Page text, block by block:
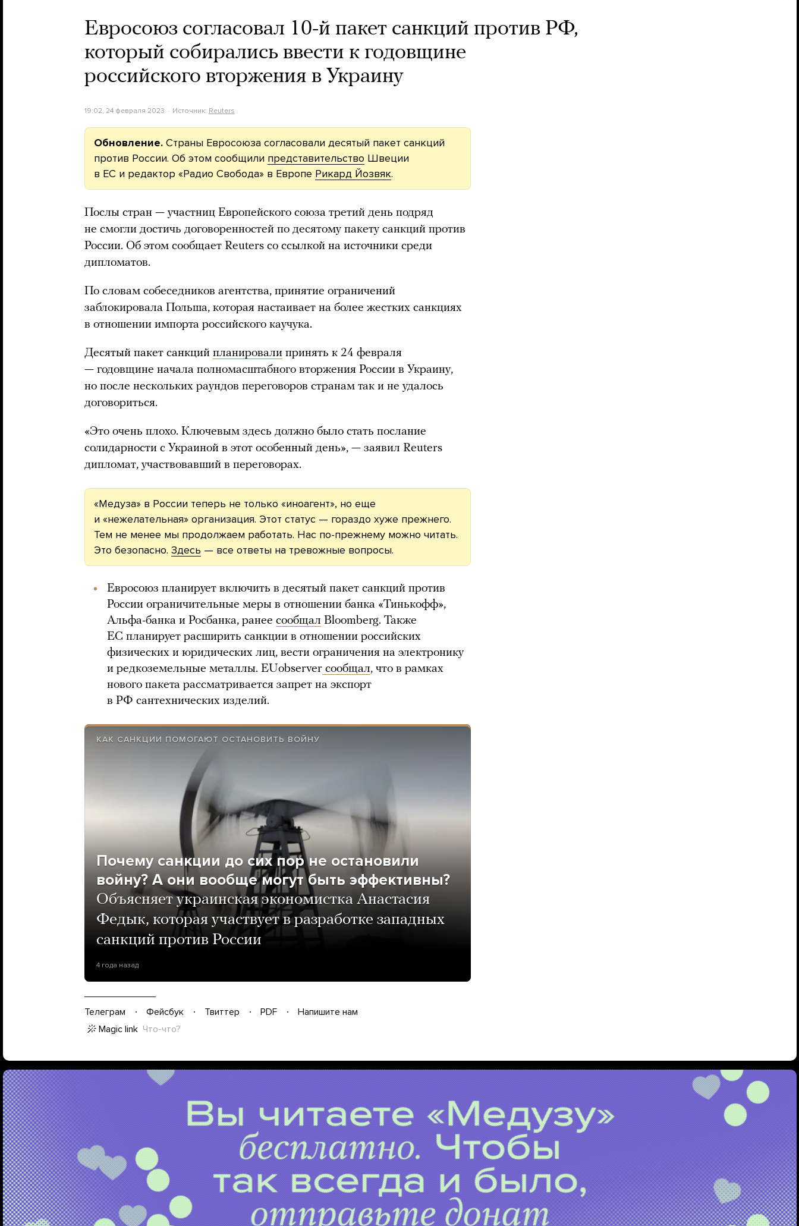
Евросоюз согласовал 10-й пакет санкций против РФ,
который собирались ввести к годовщине
российского вторжения в Украину
19:02, 24 февраля 2023 Источник: Reuters
Обновление. Страны Евросоюза согласовали десятый пакет санкций
против России. Об этом сообщили представительство Швеции
в ЕС и редактор «Радио Свобода» в Европе Рикард Йозвяк.
Послы стран — участниц Европейского союза третий день подряд
не смогли достичь договоренностей по десятому пакету санкций против
России. Об этом сообщает Reuters со ссылкой на источники среди
дипломатов.
По словам собеседников агентства, принятие ограничений
заблокировала Польша, которая настаивает на более жестких санкциях
в отношении импорта российского каучука.
Десятый пакет санкций планировали принять к 24 февраля
— годовщине начала полномасштабного вторжения России в Украину,
но после нескольких раундов переговоров странам так и не удалось
договориться.
«Это очень плохо. Ключевым здесь должно было стать послание
солидарности с Украиной в этот особенный день», — заявил Reuters
дипломат, участвовавший в переговорах.
«Медуза» в России теперь не только «иноагент», но еще
и «нежелательная» организация. Этот статус — гораздо хуже прежнего.
Тем не менее мы продолжаем работать. Нас по-прежнему можно читать.
Это безопасно. Здесь — все ответы на тревожные вопросы.
Евросоюз планирует включить в десятый пакет санкций против
России ограничительные меры в отношении банка «Тинькофф»,
Альфа-банка и Росбанка, ранее сообщал Bloomberg. Также
ЕС планирует расширить санкции в отношении российских
физических и юридических лиц, вести ограничения на электронику
и редкоземельные металлы. EUobserver сообщал, что в рамках
нового пакета рассматривается запрет на экспорт
в РФ сантехнических изделий.
КАК САНКЦИИ ПОМОГАЮТ ОСТАНОВИТЬ ВОЙНУ
Почему санкции до сих пор не остановили
войну? А они вообще могут быть эффективны?
Объясняет украинская экономистка Анастасия
Федык, которая участвует в разработке западных
санкций против России
4 года назад
Телеграм Фейсбук Твиттер PDF
Напишите нам
Magic link Что-что?